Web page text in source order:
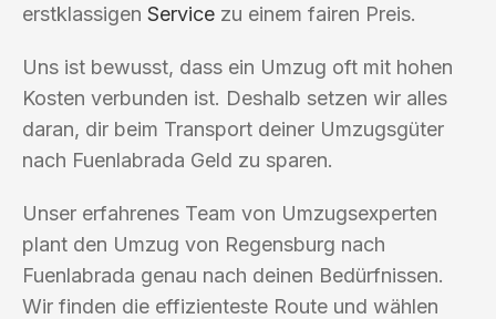
erstklassigen Service zu einem fairen Preis.
Uns ist bewusst, dass ein Umzug oft mit hohen
Kosten verbunden ist. Deshalb setzen wir alles
daran, dir beim Transport deiner Umzugsgüter
nach Fuenlabrada Geld zu sparen.
Unser erfahrenes Team von Umzugsexperten
plant den Umzug von Regensburg nach
Fuenlabrada genau nach deinen Bedürfnissen.
Wir finden die effizienteste Route und wählen